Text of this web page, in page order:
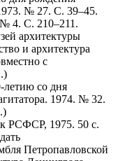
№ 27. С. 39–45.
4. С. 210–211.
архитектуры
и архитектура
с
со дня
1974. № 32.
РСФСР, 1975. 50 с.
Петропавловской